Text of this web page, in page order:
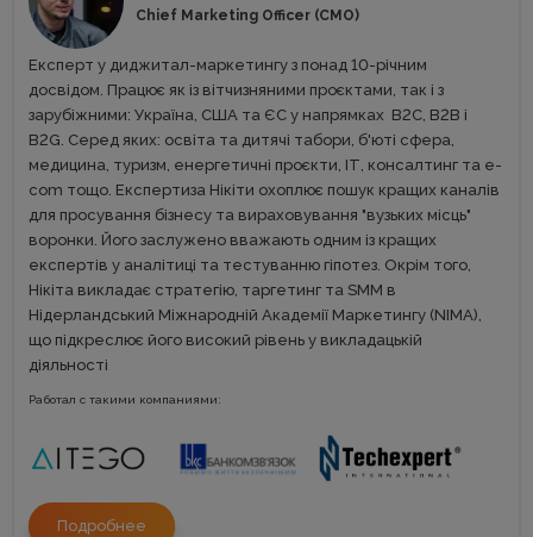
Chief Marketing Officer (CMO)
Експерт у диджитал-маркетингу з понад 10-річним
досвідом. Працює як із вітчизняними проєктами, так і з
зарубіжними: Україна, США та ЄС у напрямках В2С, В2В і
В2G. Серед яких: освіта та дитячі табори, б'юті сфера,
медицина, туризм, енергетичні проєкти, ІТ, консалтинг та e-
com тощо. Експертиза Нікіти охоплює пошук кращих каналів
для просування бізнесу та вираховування "вузьких місць"
воронки. Його заслужено вважають одним із кращих
експертів у аналітиці та тестуванню гіпотез. Окрім того,
Нікіта викладає стратегію, таргетинг та SMM в
Нідерландський Міжнародній Академії Маркетингу (NIMA),
що підкреслює його високий рівень у викладацькій
діяльності
Работал с такими компаниями:
Подробнее